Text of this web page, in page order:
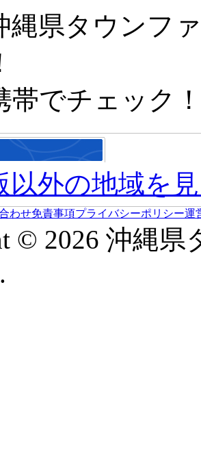
縄県タウンフ
帯でチェック
以外の地域を
わせ免責事項プライバシーポリシー運
© 2026 沖縄